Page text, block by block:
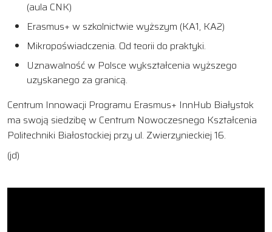
(aula CNK)
Erasmus+ w szkolnictwie wyższym (KA1, KA2)
Mikropoświadczenia. Od teorii do praktyki.
Uznawalność w Polsce wykształcenia wyższego
uzyskanego za granicą.
Centrum Innowacji Programu Erasmus+ InnHub Białystok
ma swoją siedzibę w Centrum Nowoczesnego Kształcenia
Politechniki Białostockiej przy ul. Zwierzynieckiej 16.
(jd)